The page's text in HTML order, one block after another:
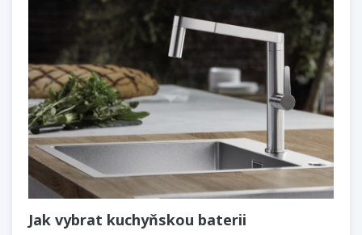
Jak vybrat kuchyňskou baterii